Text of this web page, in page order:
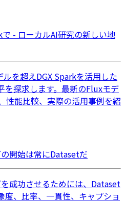
- ローカルAI研究の新しい地
を超えDGX Sparkを活用した
を探求します。最新のFluxモデ
性能比較、実際の活用事例を紹
開始は常にDatasetだ
成功させるためには、Dataset
度、比率、一貫性、キャプショ